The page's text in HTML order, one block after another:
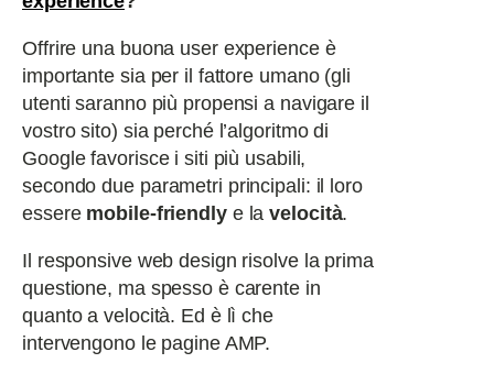
Offrire una buona user experience è
importante sia per il fattore umano (gli
utenti saranno più propensi a navigare il
vostro sito) sia perché l’algoritmo di
Google favorisce i siti più usabili,
secondo due parametri principali: il loro
essere mobile-friendlye lavelocità.
Il responsive web design risolve la prima
questione, ma spesso è carente in
quanto a velocità. Ed è lì che
intervengono le pagine AMP.